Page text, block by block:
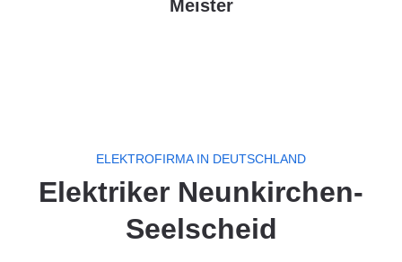
Meister
ELEKTROFIRMA IN DEUTSCHLAND
Elektriker Neunkirchen-
Seelscheid